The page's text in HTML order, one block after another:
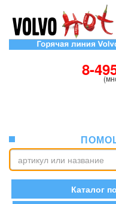
8-
Каталог